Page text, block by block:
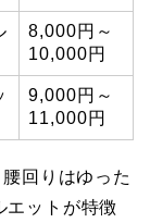
8,000円～
10,000円
9,000円～
11,000円
回りはゆった
エットが特徴